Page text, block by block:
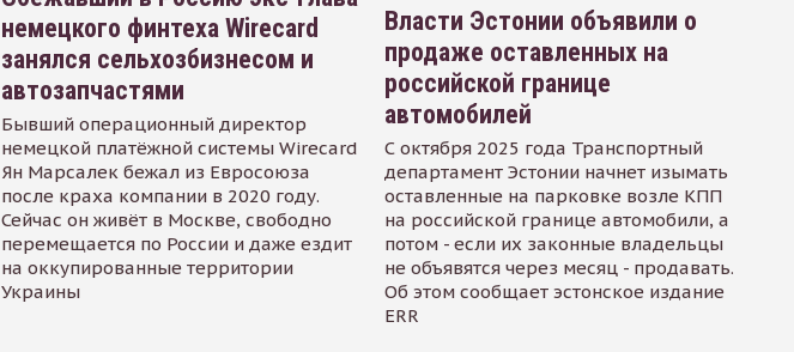
немецкого финтеха Wirecard
занялся сельхозбизнесом и
автозапчастями
Бывший операционный директор
немецкой платёжной системы Wirecard
Ян Марсалек бежал из Евросоюза
после краха компании в 2020 году.
Сейчас он живёт в Москве, свободно
перемещается по России и даже ездит
на оккупированные территории
Украины
Власти Эстонии объявили о
продаже оставленных на
российской границе
автомобилей
С октября 2025 года Транспортный
департамент Эстонии начнет изымать
оставленные на парковке возле КПП
на российской границе автомобили, а
потом - если их законные владельцы
не объявятся через месяц - продавать.
Об этом сообщает эстонское издание
ERR